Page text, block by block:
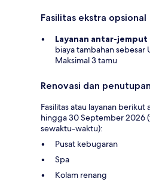
Fasilitas ekstra opsional
Layanan antar-jemput
biaya tambahan sebesar
Maksimal 3 tamu
Renovasi dan penutupan
Fasilitas atau layanan
hingga 30 September 2026
sewaktu-waktu):
Pusat kebugaran
Spa
Kolam renang